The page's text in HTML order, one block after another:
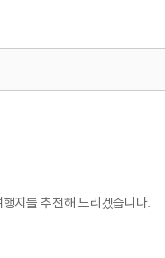
지를 추천해 드리겠습니다.